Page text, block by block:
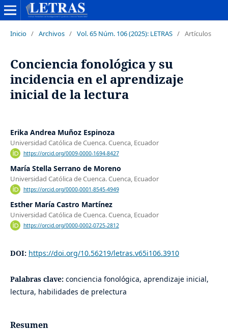
Inicio / Archivos / Vol. 65 Núm. 106 (2025): LETRAS / Artículos
Conciencia fonológica y su
incidencia en el aprendizaje
inicial de la lectura
Erika Andrea Muñoz Espinoza
Universidad Católica de Cuenca. Cuenca, Ecuador
https://orcid.org/0009-0000-1694-8427
María Stella Serrano de Moreno
Universidad Católica de Cuenca. Cuenca, Ecuador
https://orcid.org/0000-0001-8545-4949
Esther María Castro Martínez
Universidad Católica de Cuenca. Cuenca, Ecuador
https://orcid.org/0000-0002-0725-2812
DOI: https://doi.org/10.56219/letras.v65i106.3910
Palabras clave: conciencia fonológica, aprendizaje inicial,
lectura, habilidades de prelectura
Resumen